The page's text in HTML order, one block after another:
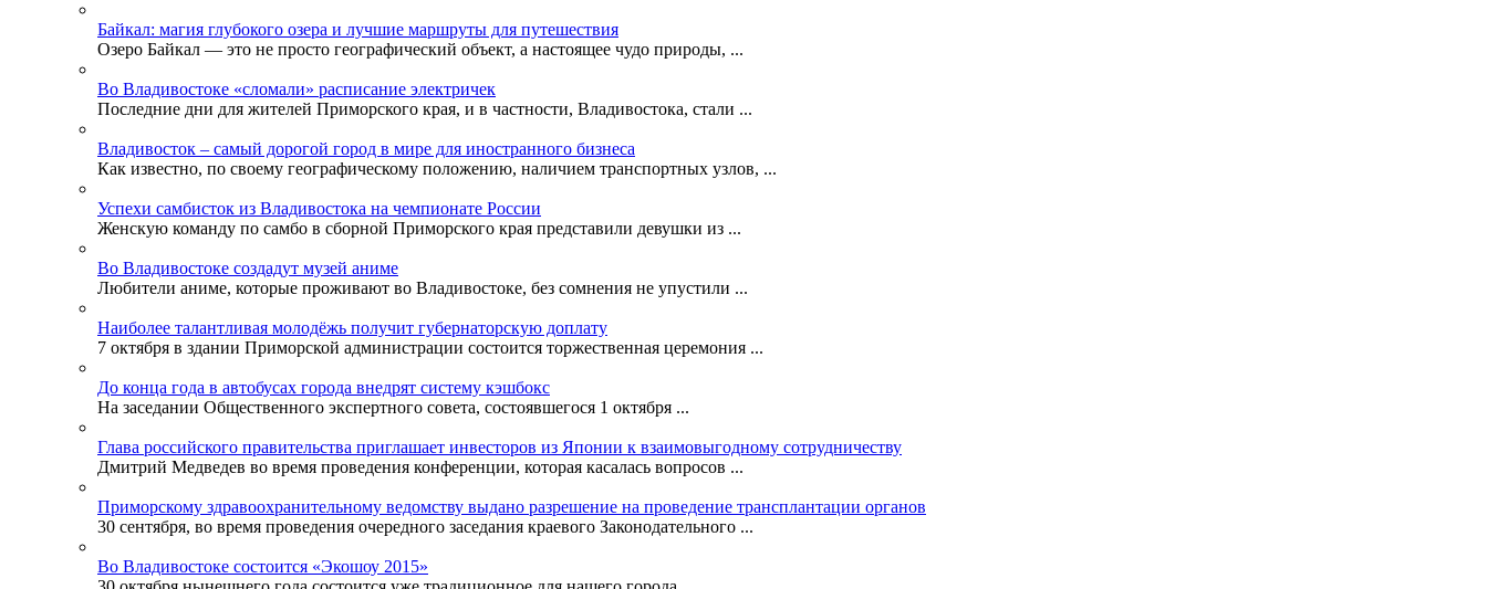
Байкал: магия глубокого озера и лучшие маршруты для путешествия
Озеро Байкал — это не просто географический объект, а настоящее чудо природы, ...
Во Владивостоке «сломали» расписание электричек
Последние дни для жителей Приморского края, и в частности, Владивостока, стали ...
Владивосток – самый дорогой город в мире для иностранного бизнеса
Как известно, по своему географическому положению, наличием транспортных узлов, ...
Успехи самбисток из Владивостока на чемпионате России
Женскую команду по самбо в сборной Приморского края представили девушки из ...
Во Владивостоке создадут музей аниме
Любители аниме, которые проживают во Владивостоке, без сомнения не упустили ...
Наиболее талантливая молодёжь получит губернаторскую доплату
7 октября в здании Приморской администрации состоится торжественная церемония ...
До конца года в автобусах города внедрят систему кэшбокс
На заседании Общественного экспертного совета, состоявшегося 1 октября ...
Глава российского правительства приглашает инвесторов из Японии к взаимовыгодному сотрудничеству
Дмитрий Медведев во время проведения конференции, которая касалась вопросов ...
Приморскому здравоохранительному ведомству выдано разрешение на проведение трансплантации органов
30 сентября, во время проведения очередного заседания краевого Законодательного ...
Во Владивостоке состоится «Экошоу 2015»